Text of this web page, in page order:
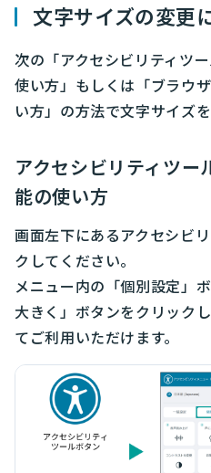
文字サイズの変更
次の「アクセシビリティツ
使い方」もしくは「ブラウ
い方」の方法で文字サイズ
アクセシビリティツー
能の使い方​
画面左下にあるアクセシビ
クしてください。​
メニュー内の「個別設定」
大きく」ボタンをクリック
てご利用いただけます。